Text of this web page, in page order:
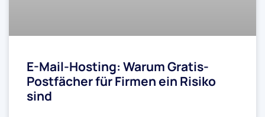
E-Mail-Hosting: Warum Gratis-
Postfächer für Firmen ein Risiko
sind